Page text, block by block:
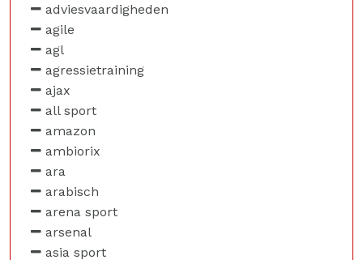
adviesvaardigheden
agile
agl
agressietraining
ajax
all sport
amazon
ambiorix
ara
arabisch
arena sport
arsenal
asia sport